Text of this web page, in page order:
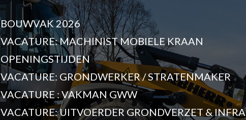
BOUWVAK 2026
VACATURE: MACHINIST MOBIELE KRAAN
OPENINGSTIJDEN
VACATURE: GRONDWERKER / STRATENMAKER
VACATURE : VAKMAN GWW
VACATURE: UITVOERDER GRONDVERZET & INFRA